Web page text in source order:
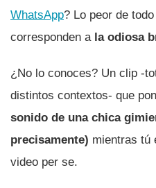
WhatsApp? Lo peor de
corresponden a la odiosa
¿No lo conoces? Un clip -
distintos contextos- que
sonido de una chica
precisamente) mientras tú
video per se.